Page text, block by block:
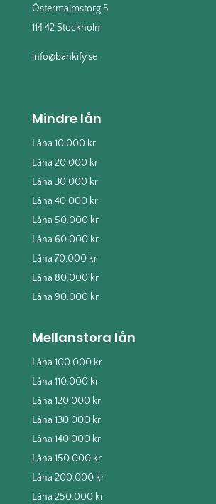
Östermalmstorg 5
114 42 Stockholm
info@bankify.se
Mindre lån
Låna 10.000 kr
Låna 20.000 kr
Låna 30.000 kr
Låna 40.000 kr
Låna 50.000 kr
Låna 60.000 kr
Låna 70.000 kr
Låna 80.000 kr
Låna 90.000 kr
Mellanstora lån
Låna 100.000 kr
Låna 110.000 kr
Låna 120.000 kr
Låna 130.000 kr
Låna 140.000 kr
Låna 150.000 kr
Låna 200.000 kr
Låna 250.000 kr